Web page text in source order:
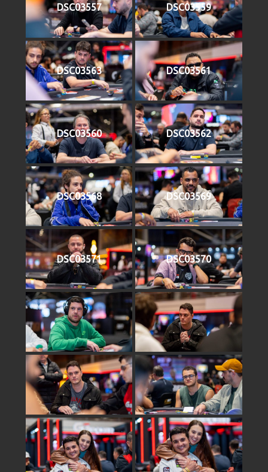
DSC03557 DSC03559
DSC03563 DSC03561
DSC03560 DSC03562
DSC03568 DSC03569
DSC03571 DSC03570